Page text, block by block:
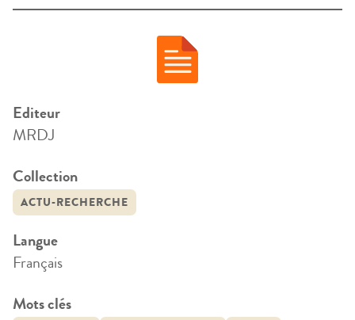
Editeur
MRDJ
Collection
ACTU-RECHERCHE
Langue
Français
Mots clés